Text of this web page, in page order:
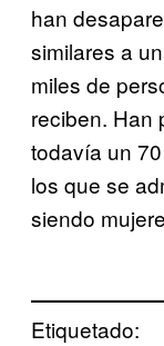
han
similares a
miles de
reciben. Han
todavía un
los que se
siendo
Etiquetado: